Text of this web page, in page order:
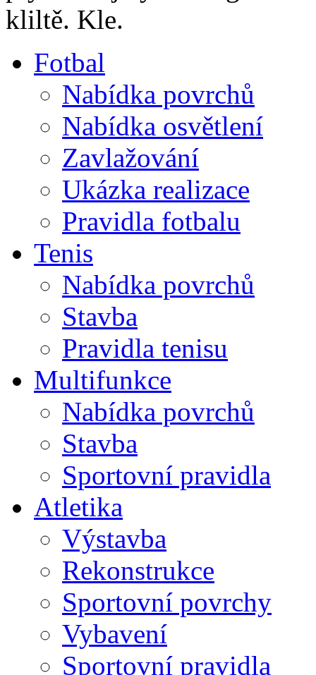
kliltě. Kle.
Fotbal
Nabídka povrchů
Nabídka osvětlení
Zavlažování
Ukázka realizace
Pravidla fotbalu
Tenis
Nabídka povrchů
Stavba
Pravidla tenisu
Multifunkce
Nabídka povrchů
Stavba
Sportovní pravidla
Atletika
Výstavba
Rekonstrukce
Sportovní povrchy
Vybavení
Sportovní pravidla